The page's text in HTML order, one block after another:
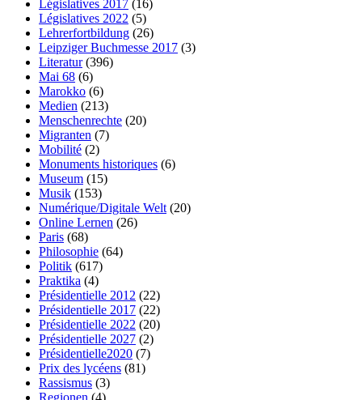
Législatives 2017 (16)
Législatives 2022 (5)
Lehrerfortbildung (26)
Leipziger Buchmesse 2017 (3)
Literatur(396)
Mai 68 (6)
Marokko (6)
Medien (213)
Menschenrechte (20)
Migranten (7)
Mobilité (2)
Monuments historiques (6)
Museum (15)
Musik (153)
Numérique/Digitale Welt (20)
Online Lernen (26)
Paris (68)
Philosophie (64)
Politik (617)
Praktika (4)
Présidentielle 2012 (22)
Présidentielle 2017 (22)
Présidentielle 2022 (20)
Présidentielle 2027 (2)
Présidentielle2020 (7)
Prix des lycéens (81)
Rassismus (3)